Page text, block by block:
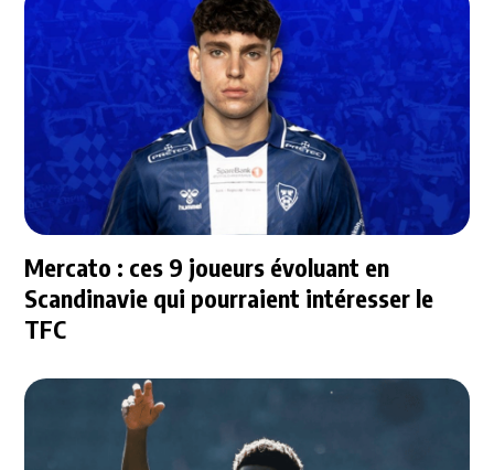
Mercato : ces 9 joueurs évoluant en
Scandinavie qui pourraient intéresser le
TFC